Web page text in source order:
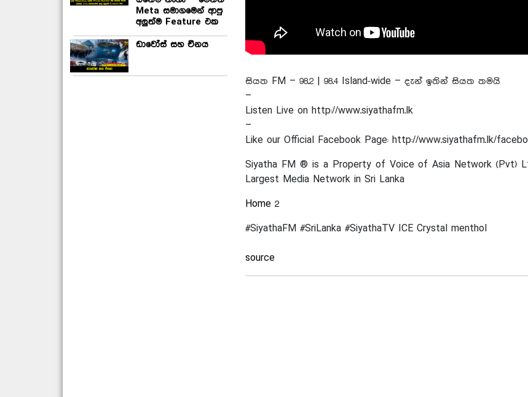
Meta සමාගමෙන් ආපු
අලුත්ම Feature එක
ඩාවෝස් සහ චීනය
සියත FM – 98.2 | 98.4 Island-wide – දැන් ඉතින් සියත තමයි
–
Listen Live on http://www.siyathafm.lk
–
Like our Official Facebook Page: http://www.siyathafm.lk/
Siyatha FM ® is a Property of Voice of Asia Network (Pvt)
Largest Media Network in Sri Lanka
Home 2
#SiyathaFM #SriLanka #SiyathaTV ICE Crystal menthol
source